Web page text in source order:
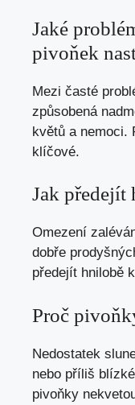
Jaké
pivoňek
Mezi časté
způsobená
květů a nemoci.
klíčové.
Jak předejít
Omezení
dobře
předejít hnilobě
Proč
Nedostatek
nebo příliš
pivoňky